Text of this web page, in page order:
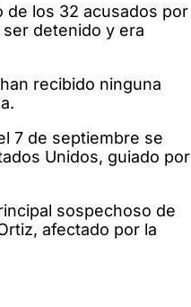
de los 32 acusados por
detenido y era
recibido ninguna
7 de septiembre se
Unidos, guiado por
sospechoso de
afectado por la